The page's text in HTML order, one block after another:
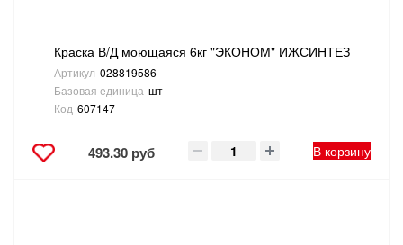
Краска В/Д моющаяся 6кг "ЭКОНОМ" ИЖСИНТЕЗ
Артикул 028819586
Базовая единица шт
Код 607147
493.30 руб В корзину